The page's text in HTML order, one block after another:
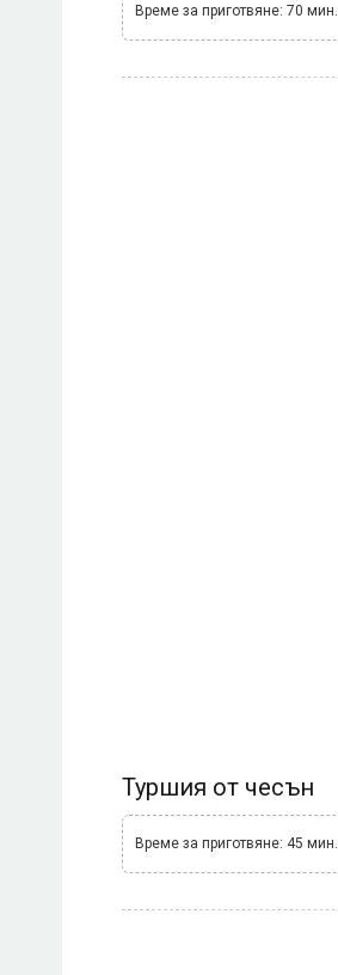
Време за приготвяне: 70 мин.
Туршия от чесън
Време за приготвяне: 45 мин.